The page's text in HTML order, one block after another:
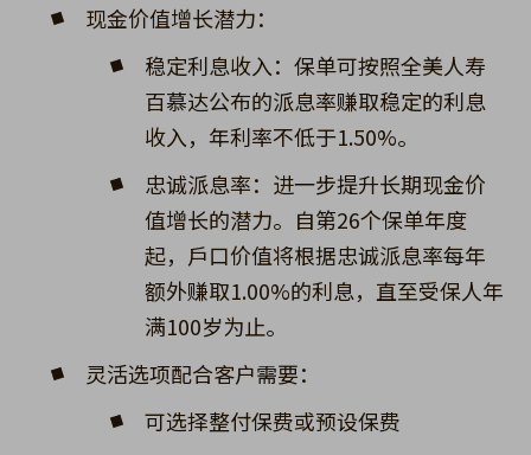
现金价值增长潜力：
稳定利息收入：保单可按照全美人寿
百慕达公布的派息率赚取稳定的利息
收入，年利率不低于1.50%。
忠诚派息率：进一步提升长期现金价
值增长的潜力。自第26个保单年度
起，戶口价值将根据忠诚派息率每年
额外赚取1.00%的利息，直至受保人年
满100岁为止。
灵活选项配合客户需要：
可选择整付保费或预设保费